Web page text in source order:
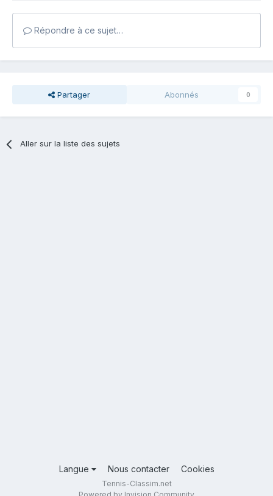
Répondre à ce sujet…
Partager Abonnés 0
Aller sur la liste des sujets
Langue Nous contacter Cookies
Tennis-Classim.net